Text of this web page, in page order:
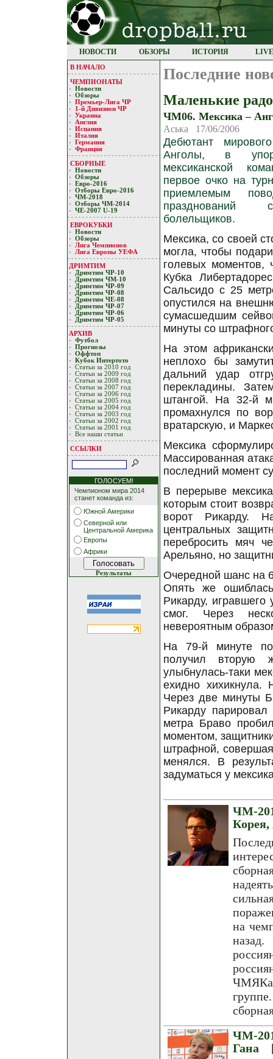
НОВОСТИ ОБЗОРЫ ИСТОРИЯ
В НАЧАЛО
ЧЕМПИОНАТЫ
Новости
Обзоры
Премьер-Лигa ЧР
1-й Дивизион ЧР
Украина
Англия
Испания
Италия
Германия
Франция
СБОРНЫЕ
Новости
Обзоры
Евро-2016
Отборы Евро-2016
ЧМ-2018
Отборы ЧМ-2014
ЧЕ-2007 U-19
ЕВРОКУБКИ
Новости
Обзоры
Лигa Чемпиoнoв
Лига Европы УЕФA
ДРИМТИМ
Дримтим ЧР-10
Дримтим ЧМ-10
Дримтим ЧР-09
Дримтим ЧР-08
Дримтим ЧЕ-08
Дримтим ЧР-07
Дримтим ЧР-06
Дримтим ЧР-05
АРХИВ
Футбол
Прогнозы
Оффтоп
Кубoк Интертoтo
Статьи за 2010 год
Статьи за 2009 год
Статьи за 2008 год
Статьи за 2007 год
Статьи за 2006 год
Статьи за 2005 год
Статьи за 2004 год
Статьи за 2003 год
Статьи за 2002 год
Статьи за 2001 год
Все наши статьи
ССЫЛКИ
ГОЛОСУЕМ!
Чемпионом мира 2014
станет команда из:
Южной Америки
Северной или
Центральной Америка
Европы
Африки
Результаты
Последние
Маленькие
ЧМ06. Мексика –
Аська 17/06/2006
Дебютант
Анголы, в
мексиканской
первое очко на
приемлемым
празднований
болельщиков.
Мексика, со своей
могла, чтобы
голевых моментов,
Кубка
Сальсидо с 25
опустился на
сумасшедшим
минуты со
На этом
неплохо бы
дальний удар
перекладины.
штангой. На 32-й
промахнулся по
вратарскую, и
Мексика
Массированная
последний момент
В перерыве
которым стоит
ворот Рикарду.
центральных
перебросить мяч
Арельяно, но
Очередной шанс на
Опять же
Рикарду, игравшего
смог. Через
невероятным
На 79-й минуте
получил вторую
улыбнулась-таки
ехидно хихикнула.
Через две минуты
Рикарду
метра Браво
моментом,
штрафной,
менялся. В
задуматься у
ЧМ-
на
ЧМЯКа
ЧМ-
Гана